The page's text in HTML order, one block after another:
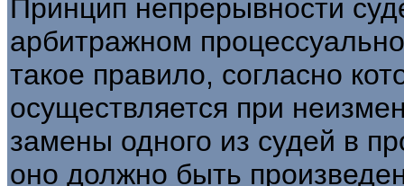
Принцип непрерывности
арбитражном
такое правило, согласно
осуществляется при
замены одного из судей в
оно должно быть